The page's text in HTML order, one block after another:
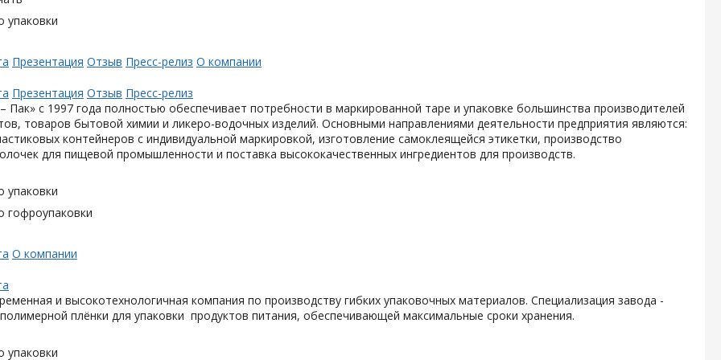
упаковки
Презентация Отзыв Пресс-релиз О компании
Презентация Отзыв Пресс-релиз
Пак» с 1997 года полностью обеспечивает потребности в маркированной таре и упаковке большинства производителей
товаров бытовой химии и ликеро-водочных изделий. Основными направлениями деятельности предприятия являются:
контейнеров с индивидуальной маркировкой, изготовление самоклеящейся этикетки, производство
для пищевой промышленности и поставка высококачественных ингредиентов для производств.
упаковки
гофроупаковки
О компании
и высокотехнологичная компания по производству гибких упаковочных материалов. Специализация завода -
плёнки для упаковки продуктов питания, обеспечивающей максимальные сроки хранения.
упаковки